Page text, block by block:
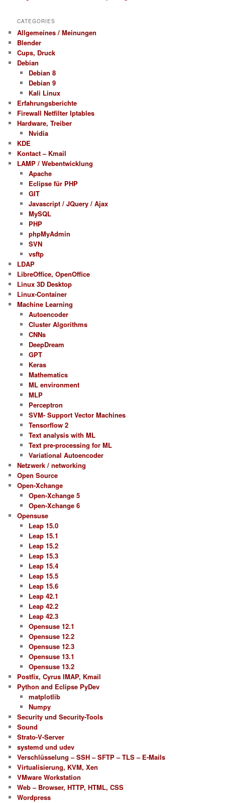
CATEGORIES
Allgemeines / Meinungen
Blender
Cups, Druck
Debian
Debian 8
Debian 9
Kali Linux
Erfahrungsberichte
Firewall Netfilter Iptables
Hardware, Treiber
Nvidia
KDE
Kontact – Kmail
LAMP / Webentwicklung
Apache
Eclipse für PHP
GIT
Javascript / JQuery / Ajax
MySQL
PHP
phpMyAdmin
SVN
vsftp
LDAP
LibreOffice, OpenOffice
Linux 3D Desktop
Linux-Container
Machine Learning
Autoencoder
Cluster Algorithms
CNNs
DeepDream
GPT
Keras
Mathematics
ML environment
MLP
Perceptron
SVM- Support Vector Machines
Tensorflow 2
Text analysis with ML
Text pre-processing for ML
Variational Autoencoder
Netzwerk / networking
Open Source
Open-Xchange
Open-Xchange 5
Open-Xchange 6
Opensuse
Leap 15.0
Leap 15.1
Leap 15.2
Leap 15.3
Leap 15.4
Leap 15.5
Leap 15.6
Leap 42.1
Leap 42.2
Leap 42.3
Opensuse 12.1
Opensuse 12.2
Opensuse 12.3
Opensuse 13.1
Opensuse 13.2
Postfix, Cyrus IMAP, Kmail
Python and Eclipse PyDev
matplotlib
Numpy
Security und Security-Tools
Sound
Strato-V-Server
systemd und udev
Verschlüsselung – SSH – SFTP – TLS – E-Mails
Virtualisierung, KVM, Xen
VMware Workstation
Web – Browser, HTTP, HTML, CSS
Wordpress